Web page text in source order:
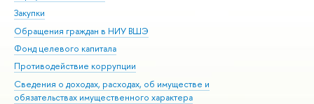
Закупки
Обращения граждан в НИУ ВШЭ
Фонд целевого капитала
Противодействие коррупции
Сведения о доходах, расходах, об имуществе и
обязательствах имущественного характера